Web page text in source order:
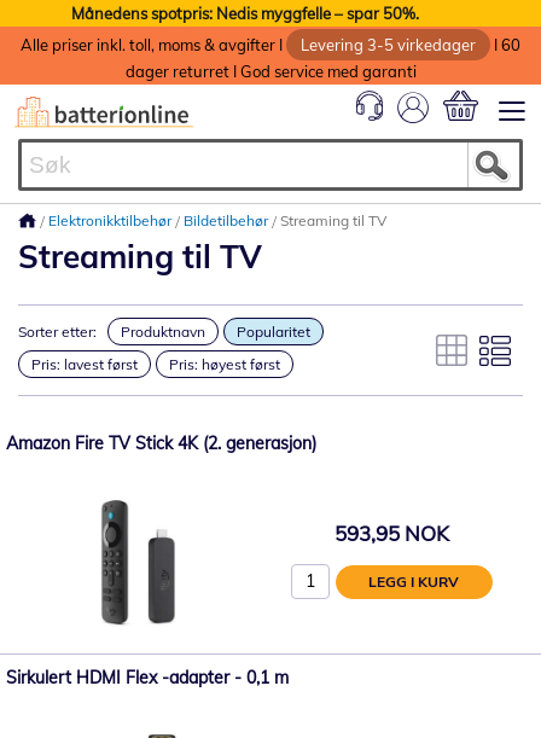
Månedens spotpris: Nedis myggfelle – spar 50%.
Alle priser inkl. toll, moms & avgifter I
Levering 3-5 virkedager
I 60
dager returret I God service med garanti
Elektronikktilbehør Bildetilbehør Streaming til TV
Streaming til TV
Sorter etter: Produktnavn
Popularitet
Pris: lavest først
Pris: høyest først
Amazon Fire TV Stick 4K (2. generasjon)
593,95 NOK
LEGG I KURV
Sirkulert HDMI Flex -adapter - 0,1 m